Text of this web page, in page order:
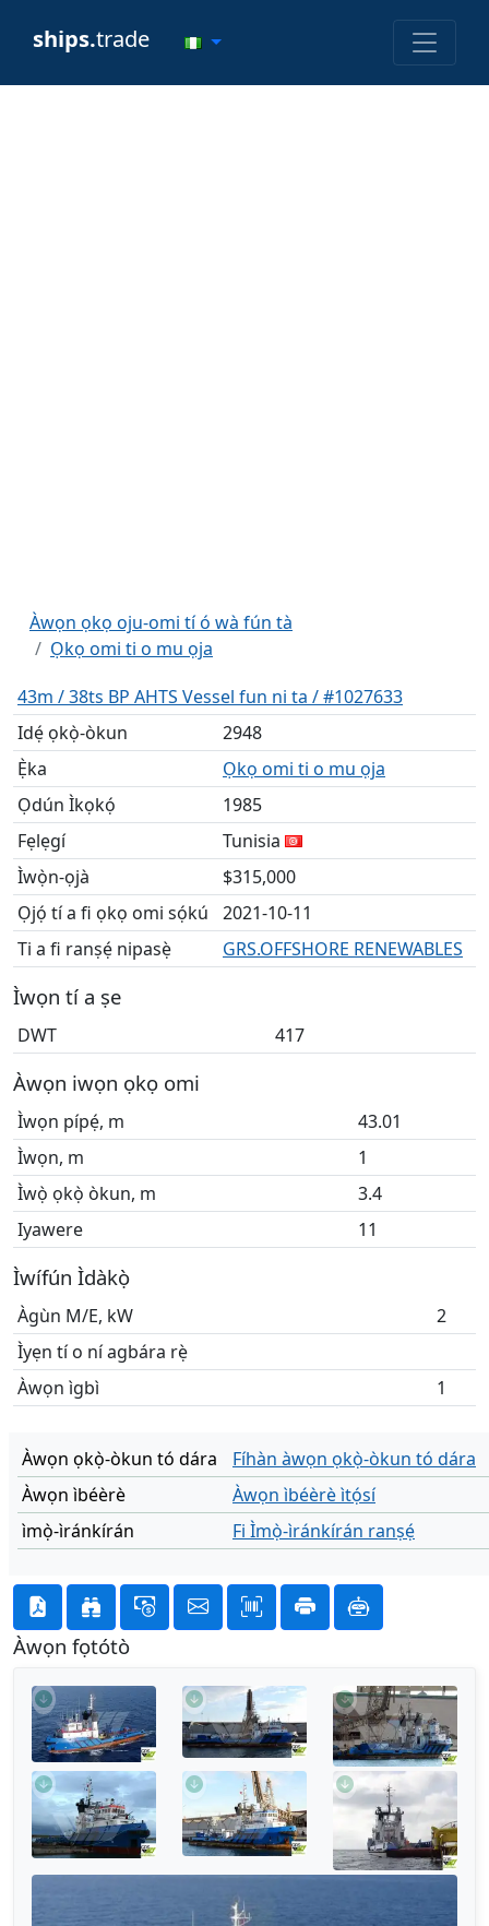
ships.trade
Àwọn ọkọ oju-omi tí ó wà fún tà
Ọkọ omi ti o mu ọja
43m / 38ts BP AHTS Vessel fun ni ta / #1027633
Idẹ́ ọkọ̀-òkun
2948
Ẹ̀ka
Ọkọ omi ti o mu ọja
Ọdún Ìkọkọ́
1985
Fẹlẹgí
Tunisia
Ìwọ̀n-ọjà
$315,000
Ọjọ́ tí a fi ọkọ omi sọ́kú
2021-10-11
Ti a fi ranṣẹ́ nipasẹ̀
GRS.OFFSHORE RENEWABLES
Ìwọn tí a ṣe
DWT 417
Àwọn iwọn ọkọ omi
Ìwọn pípẹ́, m
43.01
Ìwọn, m
1
Ìwọ̀ ọkọ̀ òkun, m
3.4
Iyawere
11
Ìwífún Ìdàkọ̀
Àgùn M/E, kW
2
Ìyẹn tí o ní agbára rẹ̀
Àwọn ìgbì
1
Àwọn ọkọ̀-òkun tó dára
Fíhàn àwọn ọkọ̀-òkun tó dára
Àwọn ìbéèrè
Àwọn ìbéèrè ìtọ́sí
ìmọ̀-ìránkírán
Fi Ìmọ̀-ìránkírán ranṣẹ́
Àwọn fọtótò